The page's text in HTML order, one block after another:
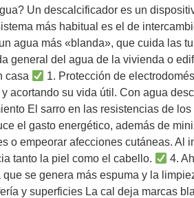
Un descalcificador es un
más habitual es el de
agua más «blanda», que cuida las
general del agua de la vivienda o
casa
1. Protección de
su vida útil. Con agua
El sarro en las resistencias de
el gasto energético, además de
o empeorar afecciones cutáneas. Al
tanto la piel como el cabello.
4.
se genera más espuma y la
y superficies La cal deja marcas